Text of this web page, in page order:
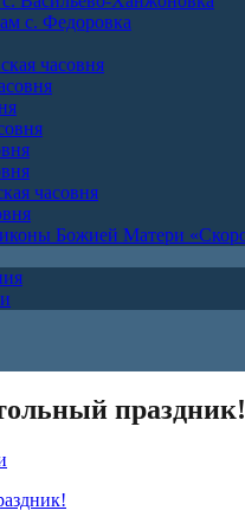
с. Федоровка
часовня
часовня
иконы Божией Матери
праздник!